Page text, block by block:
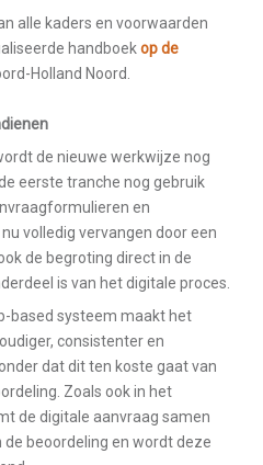
alle kaders en voorwaarden
handboekop de
Holland Noord.
de nieuwe werkwijze nog
eerste tranche nog gebruik
en
volledig vervangen door een
de begroting direct in de
is van het digitale proces.
based systeem maakt het
consistenter en
dat dit ten koste gaat van
Zoals ook in het
de digitale aanvraag samen
beoordeling en wordt deze